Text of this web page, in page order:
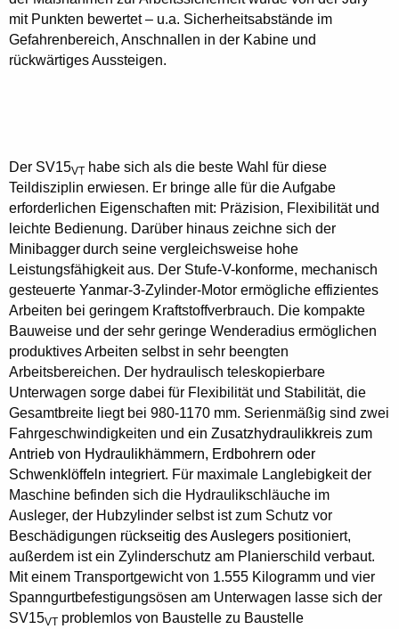
mit Punkten bewertet – u.a. Sicherheitsabstände im
Gefahrenbereich, Anschnallen in der Kabine und
rückwärtiges Aussteigen.
Der SV15VT habe sich als die beste Wahl für diese
Teildisziplin erwiesen. Er bringe alle für die Aufgabe
erforderlichen Eigenschaften mit: Präzision, Flexibilität und
leichte Bedienung. Darüber hinaus zeichne sich der
Minibaggerdurch seine vergleichsweise hohe
Leistungsfähigkeit aus. Der Stufe-V-konforme, mechanisch
gesteuerte Yanmar-3-Zylinder-Motor ermögliche effizientes
Arbeiten bei geringem Kraftstoffverbrauch. Die kompakte
Bauweise und der sehr geringe Wenderadius ermöglichen
produktives Arbeiten selbst in sehr beengten
Arbeitsbereichen. Der hydraulisch teleskopierbare
Unterwagen sorge dabei für Flexibilität und Stabilität, die
Gesamtbreite liegt bei 980-1170 mm. Serienmäßig sind zwei
Fahrgeschwindigkeiten und ein Zusatzhydraulikkreis zum
Antrieb von Hydraulikhämmern, Erdbohrern oder
Schwenklöffeln integriert. Für maximale Langlebigkeit der
Maschine befinden sich die Hydraulikschläuche im
Ausleger, der Hubzylinder selbst ist zum Schutz vor
Beschädigungen rückseitig des Auslegers positioniert,
außerdem ist ein Zylinderschutz am Planierschild verbaut.
Mit einem Transportgewicht von 1.555 Kilogramm und vier
Spanngurtbefestigungsösen am Unterwagen lasse sich der
SV15VT problemlos von Baustelle zu Baustelle